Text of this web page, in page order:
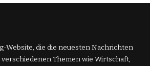
Website, die die neuesten Nachrichten
Themen wie Wirtschaft,